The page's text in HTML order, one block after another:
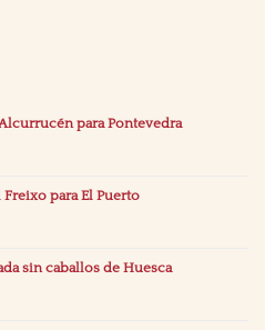
para Pontevedra
para El Puerto
sin caballos de Huesca